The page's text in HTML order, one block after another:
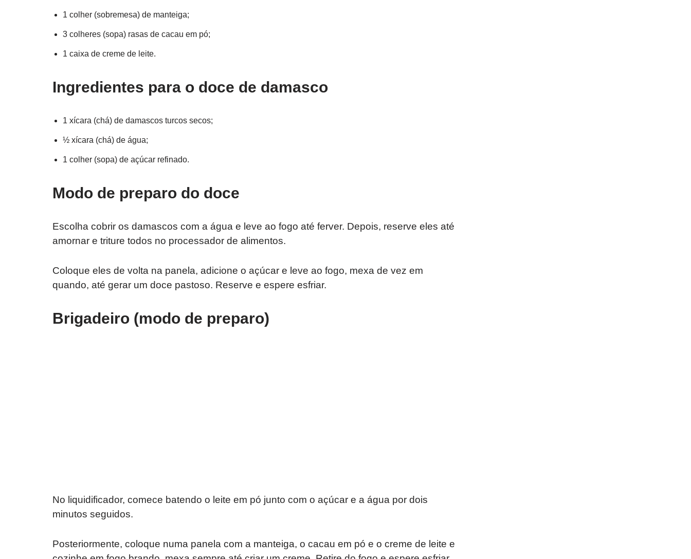
1 colher (sobremesa) de manteiga;
3 colheres (sopa) rasas de cacau em pó;
1 caixa de creme de leite.
Ingredientes para o doce de damasco
1 xícara (chá) de damascos turcos secos;
½ xícara (chá) de água;
1 colher (sopa) de açúcar refinado.
Modo de preparo do doce
Escolha cobrir os damascos com a água e leve ao fogo até ferver. Depois, reserve eles até
amornar e triture todos no processador de alimentos.
Coloque eles de volta na panela, adicione o açúcar e leve ao fogo, mexa de vez em
quando, até gerar um doce pastoso. Reserve e espere esfriar.
Brigadeiro (modo de preparo)
No liquidificador, comece batendo o leite em pó junto com o açúcar e a água por dois
minutos seguidos.
Posteriormente, coloque numa panela com a manteiga, o cacau em pó e o creme de leite e